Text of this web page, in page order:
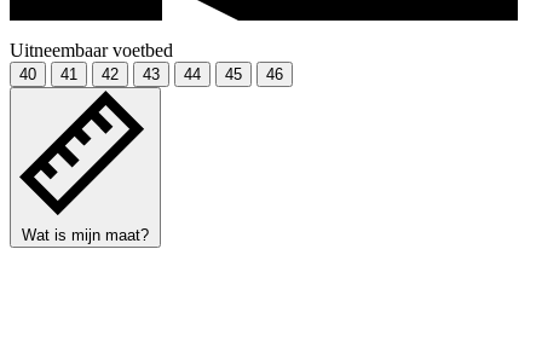
Uitneembaar voetbed
40 41 42 43 44 45 46
Wat is mijn maat?